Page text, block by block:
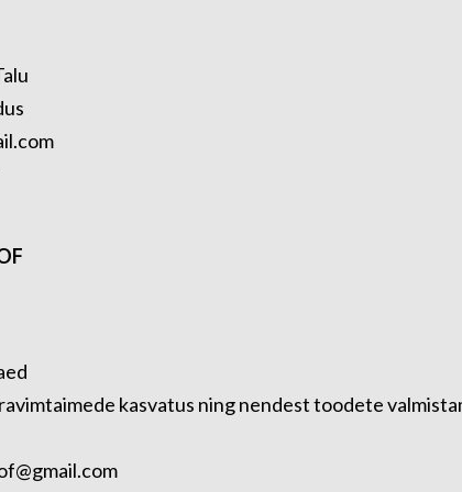
kasvatus ning nendest toodete